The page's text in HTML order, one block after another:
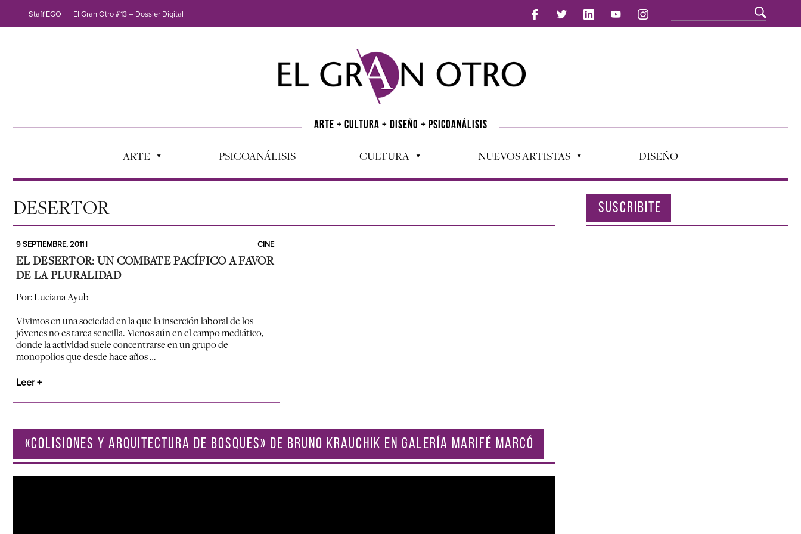
Staff EGO El Gran Otro #13 – Dossier Digital
ARTE + CULTURA + DISEÑO + PSICOANÁLISIS
ARTE PSICOANÁLISIS CULTURA NUEVOS ARTISTAS DISEÑO
DESERTOR
9 SEPTIEMBRE, 2011 | CINE
EL DESERTOR: UN COMBATE PACÍFICO A FAVOR
DE LA PLURALIDAD
Por: Luciana Ayub
Vivimos en una sociedad en la que la inserción laboral de los
jóvenes no es tarea sencilla. Menos aún en el campo mediático,
donde la actividad suele concentrarse en un grupo de
monopolios que desde hace años …
Leer +
«COLISIONES Y ARQUITECTURA DE BOSQUES» DE BRUNO KRAUCHIK EN GALERÍA MARIFÉ MARCÓ
SUSCRIBITE